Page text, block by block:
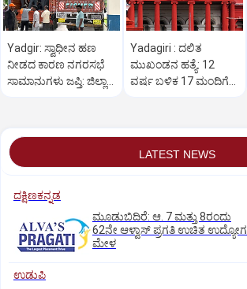
Yadgir: ಸ್ವಾಧೀನ ಹಣ
ನೀಡದ ಕಾರಣ ನಗರಸಭೆ
ಸಾಮಾನುಗಳು ಜಪ್ತಿ: ಜಿಲ್ಲಾ
Yadagiri : ದಲಿತ
ಮುಖಂಡನ ಹತ್ಯೆ: 12
ವರ್ಷ ಬಳಿಕ 17 ಮಂದಿಗೆ
LATEST NEWS
ದಕ್ಷಿಣಕನ್ನಡ
ಮೂಡುಬಿದಿರೆ: ಆ. 7 ಮತ್ತು 8ರಂದು
62ನೇ ಆಳ್ವಾಸ್‌ ಪ್ರಗತಿ ಉಚಿತ ಉದ್ಯೋಗ
ಮೇಳ
ಉಡುಪಿ